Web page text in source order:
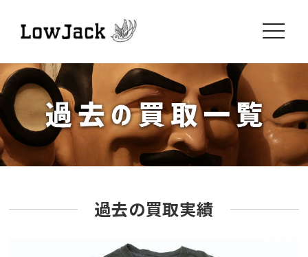
toggle
過去の買取実績